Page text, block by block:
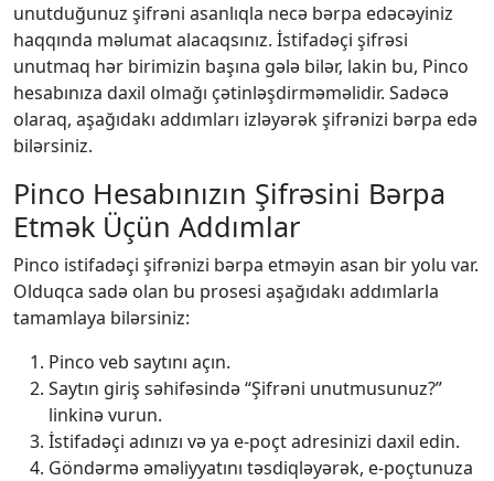
unutduğunuz şifrəni asanlıqla necə bərpa edəcəyiniz
haqqında məlumat alacaqsınız. İstifadəçi şifrəsi
unutmaq hər birimizin başına gələ bilər, lakin bu, Pinco
hesabınıza daxil olmağı çətinləşdirməməlidir. Sadəcə
olaraq, aşağıdakı addımları izləyərək şifrənizi bərpa edə
bilərsiniz.
Pinco Hesabınızın Şifrəsini Bərpa
Etmək Üçün Addımlar
Pinco istifadəçi şifrənizi bərpa etməyin asan bir yolu var.
Olduqca sadə olan bu prosesi aşağıdakı addımlarla
tamamlaya bilərsiniz:
Pinco veb saytını açın.
Saytın giriş səhifəsində “Şifrəni unutmusunuz?”
linkinə vurun.
İstifadəçi adınızı və ya e-poçt adresinizi daxil edin.
Göndərmə əməliyyatını təsdiqləyərək, e-poçtunuza